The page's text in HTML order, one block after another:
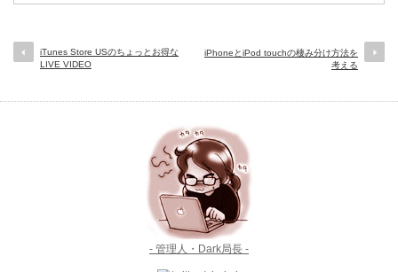
iTunes Store USのちょっとお得な
LIVE VIDEO
iPhoneとiPod touchの棲み分け方法を
考える
- 管理人・Dark局長 -